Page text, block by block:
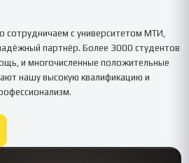
сотрудничаем с университетом МТИ
партнёр. Более 3000 студентов
и многочисленные положительные
нашу высокую квалификацию и